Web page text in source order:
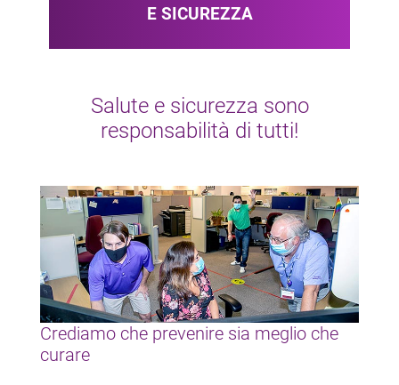
E SICUREZZA
Salute e sicurezza sono
responsabilità di tutti!​
Crediamo che prevenire sia meglio che
curare